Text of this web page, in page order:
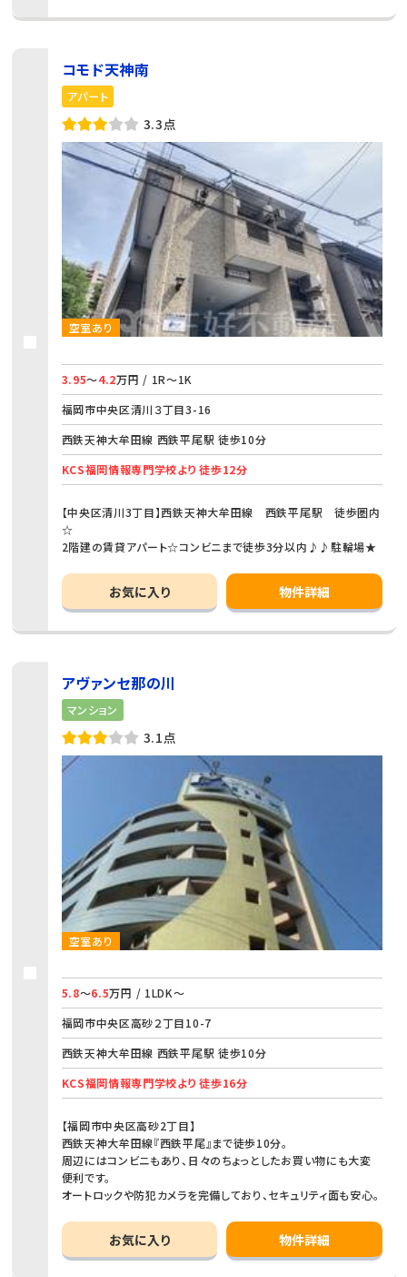
コモド天神南
アパート
3.3点
空室あり
3.95～4.2万円 / 1R～1K
福岡市中央区清川３丁目3-16
西鉄天神大牟田線 西鉄平尾駅 徒歩10分
KCS福岡情報専門学校より 徒歩12分
【中央区清川3丁目】西鉄天神大牟田線 西鉄平尾駅 徒歩圏内
☆
2階建の賃貸アパート☆コンビニまで徒歩3分以内♪♪駐輪場★
お気に入り 物件詳細
アヴァンセ那の川
マンション
3.1点
空室あり
5.8～6.5万円 / 1LDK～
福岡市中央区高砂２丁目10-7
西鉄天神大牟田線 西鉄平尾駅 徒歩10分
KCS福岡情報専門学校より 徒歩16分
【福岡市中央区高砂2丁目】
西鉄天神大牟田線『西鉄平尾』まで徒歩10分。
周辺にはコンビニもあり、日々のちょっとしたお買い物にも大変
便利です。
オートロックや防犯カメラを完備しており、セキュリティ面も安心。
お気に入り 物件詳細